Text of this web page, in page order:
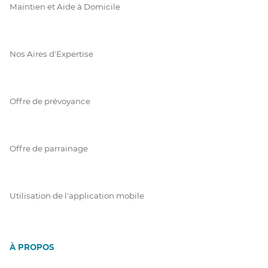
Maintien et Aide à Domicile
Nos Aires d'Expertise
Offre de prévoyance
Offre de parrainage
Utilisation de l'application mobile
À PROPOS